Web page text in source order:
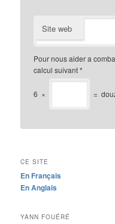
Site web
Pour nous aider a
calcul suivant*
6 × =
CE SITE
En Français
En Anglais
YANN FOUÉRÉ